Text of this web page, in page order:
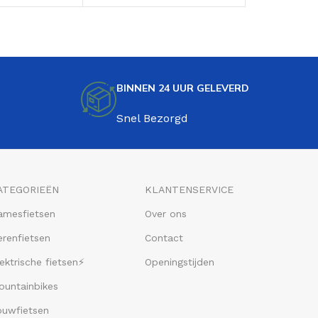
Donkerblauw
BINNEN 24 UUR GELEVERD
Snel Bezorgd
fietsen⚡
KLANTENSERVICE
Over ons
Contact
Openingstijden